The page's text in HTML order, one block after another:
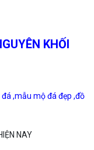
KHỐI
,mẫu mộ đá đẹp ,đồ
NAY